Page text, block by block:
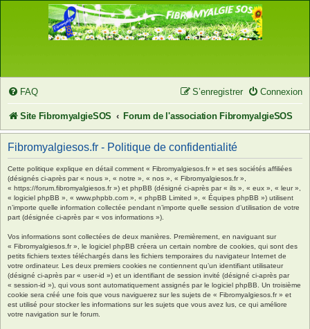
FAQ Connexion
S’enregistrer
Site FibromyalgieSOS Forum de l'association FibromyalgieSOS
Fibromyalgiesos.fr - Politique de confidentialité
Cette politique explique en détail comment « Fibromyalgiesos.fr » et ses sociétés affiliées
(désignés ci-après par « nous », « notre », « nos », « Fibromyalgiesos.fr »,
« https://forum.fibromyalgiesos.fr ») et phpBB (désigné ci-après par « ils », « eux », « leur »,
« logiciel phpBB », « www.phpbb.com », « phpBB Limited », « Équipes phpBB ») utilisent
n’importe quelle information collectée pendant n’importe quelle session d’utilisation de votre
part (désignée ci-après par « vos informations »).
Vos informations sont collectées de deux manières. Premièrement, en naviguant sur
« Fibromyalgiesos.fr », le logiciel phpBB créera un certain nombre de cookies, qui sont des
petits fichiers textes téléchargés dans les fichiers temporaires du navigateur Internet de
votre ordinateur. Les deux premiers cookies ne contiennent qu’un identifiant utilisateur
(désigné ci-après par « user-id ») et un identifiant de session invité (désigné ci-après par
« session-id »), qui vous sont automatiquement assignés par le logiciel phpBB. Un troisième
cookie sera créé une fois que vous naviguerez sur les sujets de « Fibromyalgiesos.fr » et
est utilisé pour stocker les informations sur les sujets que vous avez lus, ce qui améliore
votre navigation sur le forum.